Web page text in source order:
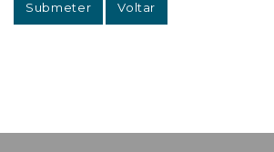
Submeter Voltar